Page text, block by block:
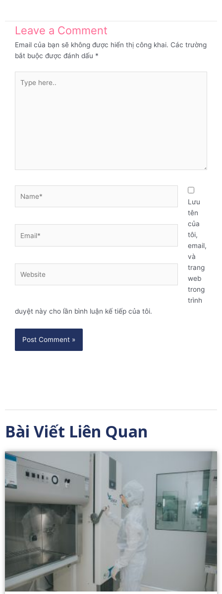
Leave a Comment
Email của bạn sẽ không được hiển thị công khai. Các trường
bắt buộc được đánh dấu *
here..
Lưu
tên
của
tôi,
email,
và
trang
web
trong
trình
duyệt này cho lần bình luận kế tiếp của tôi.
Bài Viết Liên Quan